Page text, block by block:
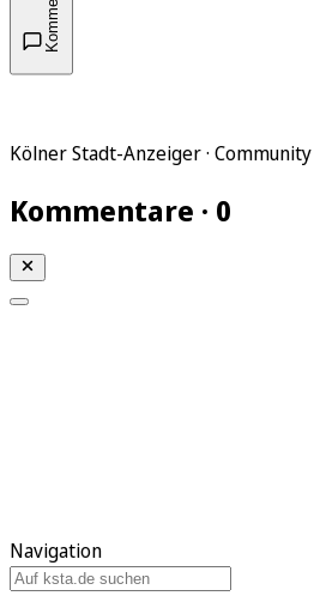
Kölner Stadt-Anzeiger · Community
Kommentare · 0
Navigation